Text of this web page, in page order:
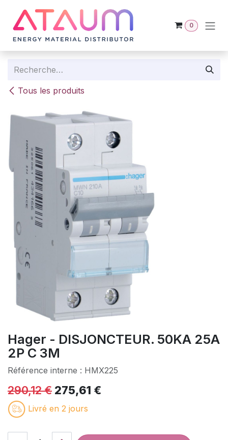
0
Tous les produits
Hager - DISJONCTEUR. 50KA 25A
2P C 3M
Référence interne : HMX225
290,12€ 275,61 €
Livré en 2 jours